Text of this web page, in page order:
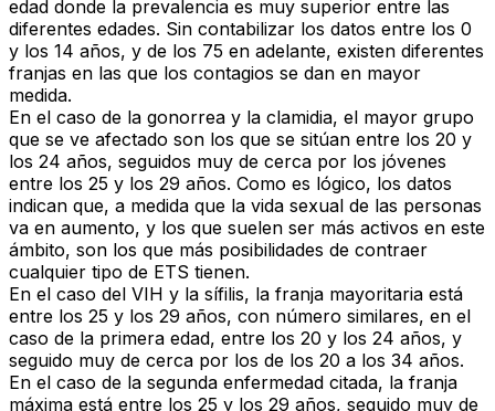
edad donde la prevalencia es muy superior entre las
diferentes edades. Sin contabilizar los datos entre los 0
y los 14 años, y de los 75 en adelante, existen diferentes
franjas en las que los contagios se dan en mayor
medida.
En el caso de la gonorrea y la clamidia, el mayor grupo
que se ve afectado son los que se sitúan entre los 20 y
los 24 años, seguidos muy de cerca por los jóvenes
entre los 25 y los 29 años. Como es lógico, los datos
indican que, a medida que la vida sexual de las personas
va en aumento, y los que suelen ser más activos en este
ámbito, son los que más posibilidades de contraer
cualquier tipo de ETS tienen.
En el caso del VIH y la sífilis, la franja mayoritaria está
entre los 25 y los 29 años, con número similares, en el
caso de la primera edad, entre los 20 y los 24 años, y
seguido muy de cerca por los de los 20 a los 34 años.
En el caso de la segunda enfermedad citada, la franja
máxima está entre los 25 y los 29 años, seguido muy de